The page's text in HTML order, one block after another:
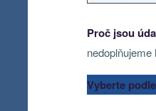
Proč jsou
nedoplňujeme
Vyberte